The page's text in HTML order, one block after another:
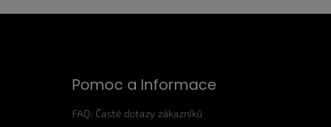
Pomoc a Informace
FAQ: Časté dotazy zákazníků